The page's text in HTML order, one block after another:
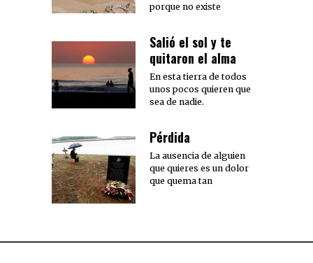
porque no existe
Salió el sol y te
quitaron el alma
En esta tierra de todos
unos pocos quieren que
sea de nadie.
Pérdida
La ausencia de alguien
que quieres es un dolor
que quema tan